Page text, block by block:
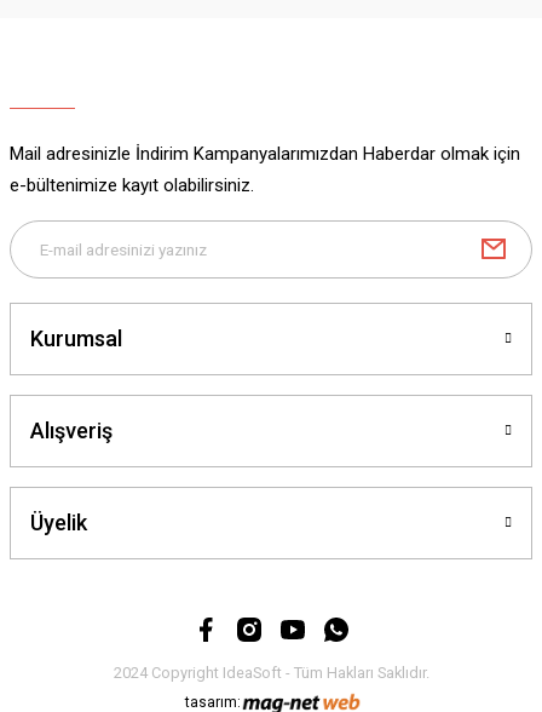
Bu ürüne benzer farklı alternatifler olmalı.
Mail adresinizle İndirim Kampanyalarımızdan Haberdar olmak için
e-bültenimize kayıt olabilirsiniz.
Kurumsal
Alışveriş
Üyelik
2024 Copyright IdeaSoft - Tüm Hakları Saklıdır.
tasarım: